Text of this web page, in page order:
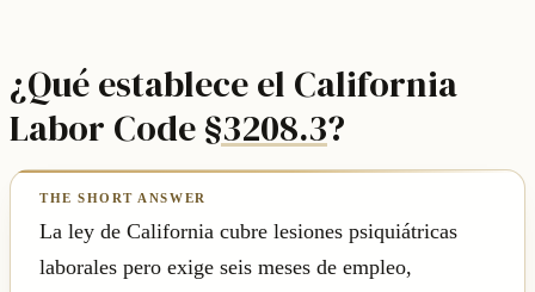
¿Qué establece el California
Labor Code§3208.3?
La ley de California cubre lesiones psiquiátricas
laborales pero exige seis meses de empleo,